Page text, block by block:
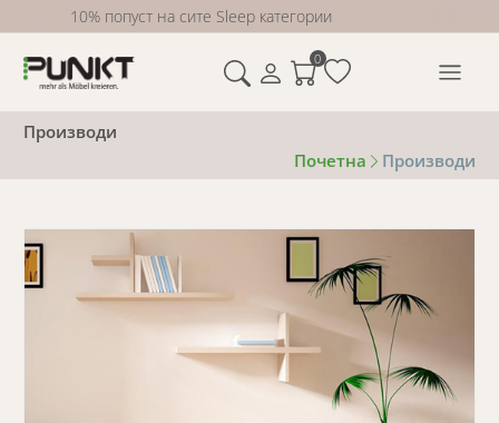
10% попуст на сите Sleep категории
0
Производи
Почетна
Производи